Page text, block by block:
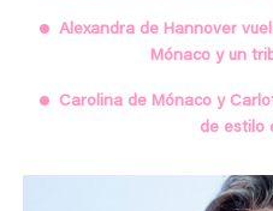
Alexandra de Hannover
Mónaco y un
Carolina de Mónaco y
de estilo